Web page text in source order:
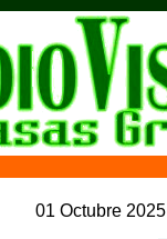
01 Octubre 2025